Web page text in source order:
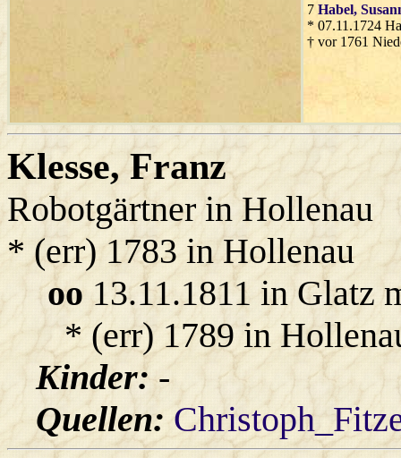
7 Habel,
* 07.11.1724
† vor 1761
Klesse, Franz
Robotgärtner in Hollenau
* (err) 1783 in Hollenau
oo 13.11.1811 in Glatz
* (err) 1789 in
Kinder:-
Quellen: